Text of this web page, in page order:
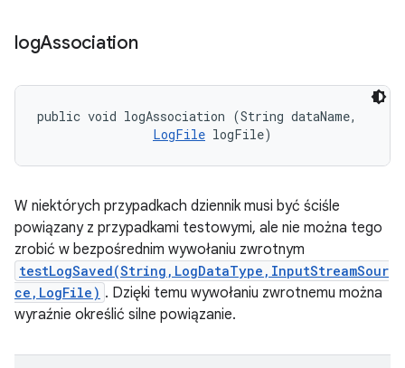
logAssociation
public void logAssociation (String dataName,
LogFile logFile)
W niektórych przypadkach dziennik musi być ściśle
powiązany z przypadkami testowymi, ale nie można tego
zrobić w bezpośrednim wywołaniu zwrotnym
testLogSaved(String,LogDataType,InputStreamSour
ce,LogFile) . Dzięki temu wywołaniu zwrotnemu można
wyraźnie określić silne powiązanie.